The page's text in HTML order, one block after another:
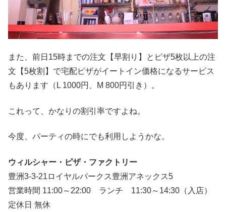
また、前日15時までの注文【早割り】とピザ5枚以上の注
文【5枚割】で宅配ピザがイートイン価格になるサービス
もあります（L 1000円、M 800円引き）。
これって、かなりの割引率ですよね。
今度、パーティの時にでも利用しようかな。
ウィルシャー・ピザ・ファクトリー
豊洲3-3-21ロイヤルパークス豊洲アネックス5
営業時間 11:00～22:00 ランチ 11:30～14:30（入店）
定休日 無休